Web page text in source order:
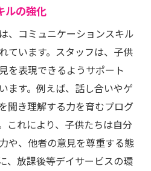
ルの強化
、コミュニケーションスキル
ています。スタッフは、子供
を表現できるようサポート
ます。例えば、話し合いやゲ
聞き理解する力を育むプログ
これにより、子供たちは自分
や、他者の意見を尊重する態
、放課後等デイサービスの環